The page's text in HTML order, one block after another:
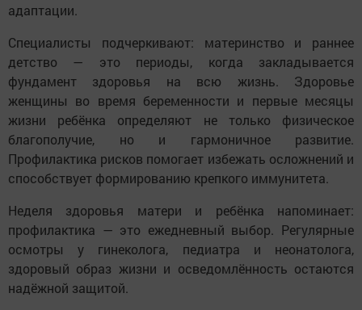
адаптации.
Специалисты подчеркивают: материнство и раннее
детство — это периоды, когда закладывается
фундамент здоровья на всю жизнь. Здоровье
женщины во время беременности и первые месяцы
жизни ребёнка определяют не только физическое
благополучие, но и гармоничное развитие.
Профилактика рисков помогает избежать осложнений и
способствует формированию крепкого иммунитета.
Неделя здоровья матери и ребёнка напоминает:
профилактика — это ежедневный выбор. Регулярные
осмотры у гинеколога, педиатра и неонатолога,
здоровый образ жизни и осведомлённость остаются
надёжной защитой.